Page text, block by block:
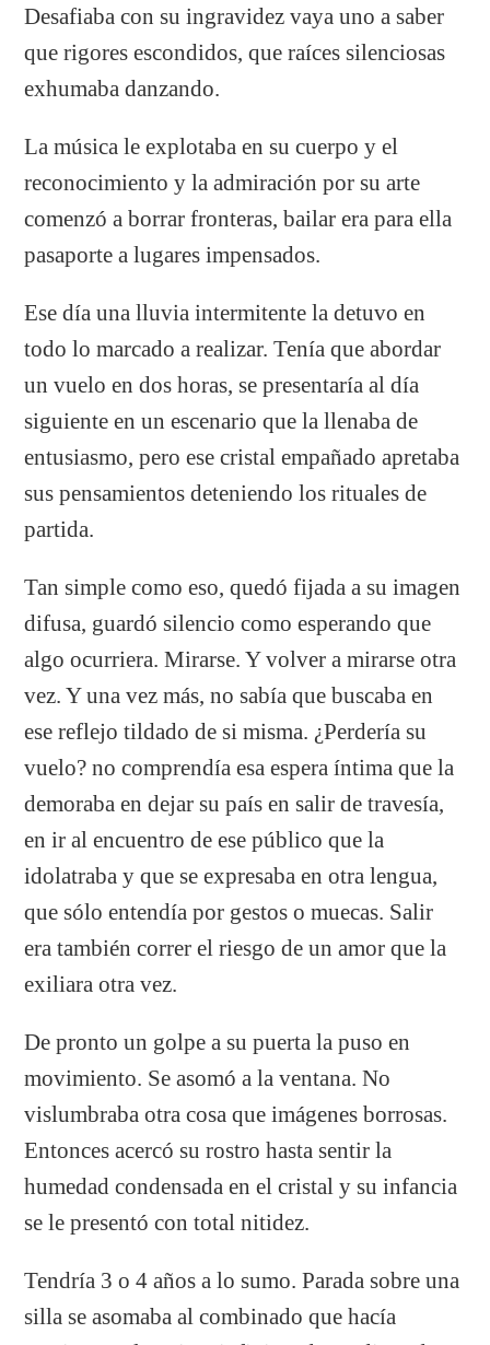
Desafiaba con su ingravidez vaya uno a saber
que rigores escondidos, que raíces silenciosas
exhumaba danzando.
La música le explotaba en su cuerpo y el
reconocimiento y la admiración por su arte
comenzó a borrar fronteras, bailar era para ella
pasaporte a lugares impensados.
Ese día una lluvia intermitente la detuvo en
todo lo marcado a realizar. Tenía que abordar
un vuelo en dos horas, se presentaría al día
siguiente en un escenario que la llenaba de
entusiasmo, pero ese cristal empañado apretaba
sus pensamientos deteniendo los rituales de
partida.
Tan simple como eso, quedó fijada a su imagen
difusa, guardó silencio como esperando que
algo ocurriera. Mirarse. Y volver a mirarse otra
vez. Y una vez más, no sabía que buscaba en
ese reflejo tildado de si misma. ¿Perdería su
vuelo? no comprendía esa espera íntima que la
demoraba en dejar su país en salir de travesía,
en ir al encuentro de ese público que la
idolatraba y que se expresaba en otra lengua,
que sólo entendía por gestos o muecas. Salir
era también correr el riesgo de un amor que la
exiliara otra vez.
De pronto un golpe a su puerta la puso en
movimiento. Se asomó a la ventana. No
vislumbraba otra cosa que imágenes borrosas.
Entonces acercó su rostro hasta sentir la
humedad condensada en el cristal y su infancia
se le presentó con total nitidez.
Tendría 3 o 4 años a lo sumo. Parada sobre una
silla se asomaba al combinado que hacía